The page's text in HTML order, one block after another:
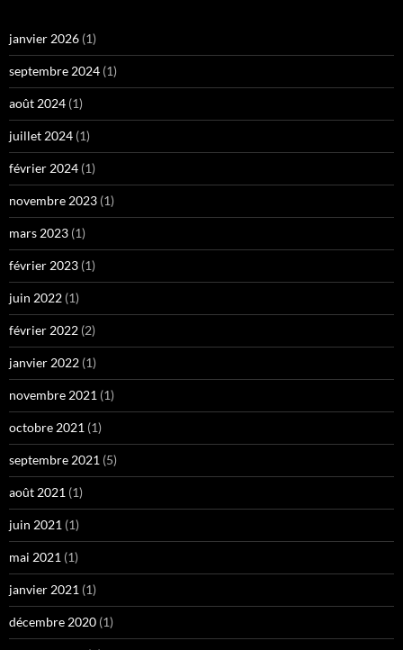
janvier 2026 (1)
septembre 2024 (1)
août 2024 (1)
juillet 2024 (1)
février 2024 (1)
novembre 2023 (1)
mars 2023 (1)
février 2023 (1)
juin 2022 (1)
février 2022 (2)
janvier 2022 (1)
novembre 2021 (1)
octobre 2021 (1)
septembre 2021 (5)
août 2021 (1)
juin 2021 (1)
mai 2021 (1)
janvier 2021 (1)
décembre 2020 (1)